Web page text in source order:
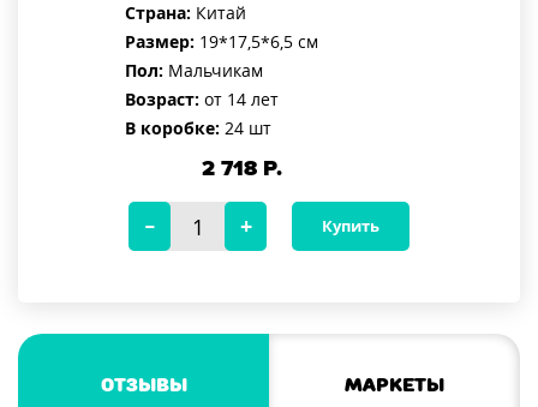
Страна: Китай
Размер: 19*17,5*6,5 см
Пол: Мальчикам
Возраст: от 14 лет
В коробке: 24 шт
2 718Р.
Купить
Отзывы Маркеты